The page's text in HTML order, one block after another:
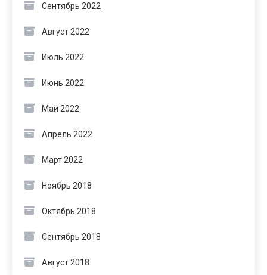
Сентябрь 2022
Август 2022
Июль 2022
Июнь 2022
Май 2022
Апрель 2022
Март 2022
Ноябрь 2018
Октябрь 2018
Сентябрь 2018
Август 2018